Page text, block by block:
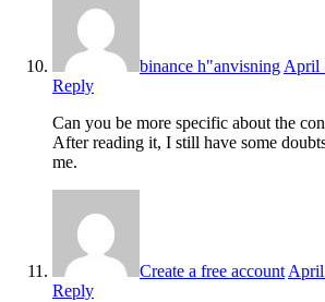
binance h"anvisning April
Reply
Can you be more specific about the
After reading it, I still have some
me.
Create a free account April
Reply